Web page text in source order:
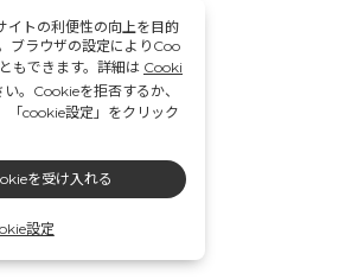
イトの利便性の向上を目的
ブラウザの設定によりCoo
もできます。詳細は Cooki
。Cookieを拒否するか、
「cookie設定」をクリック
を受け入れる
設定